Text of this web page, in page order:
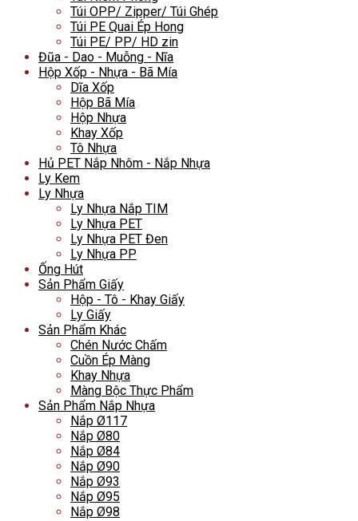
Túi OPP/ Zipper/ Túi Ghép
Túi PE Quai Ép Hong
Túi PE/ PP/ HD zin
Đũa - Dao - Muỗng - Nĩa
Hộp Xốp - Nhựa - Bã Mía
Dĩa Xốp
Hộp Bã Mía
Hộp Nhựa
Khay Xốp
Tô Nhựa
Hủ PET Nắp Nhôm - Nắp Nhựa
Ly Kem
Ly Nhựa
Ly Nhựa Nắp TIM
Ly Nhựa PET
Ly Nhựa PET Đen
Ly Nhựa PP
Ống Hút
Sản Phẩm Giấy
Hộp - Tô - Khay Giấy
Ly Giấy
Sản Phẩm Khác
Chén Nước Chấm
Cuồn Ép Màng
Khay Nhựa
Màng Bộc Thực Phẩm
Sản Phẩm Nắp Nhựa
Nắp Ø117
Nắp Ø80
Nắp Ø84
Nắp Ø90
Nắp Ø93
Nắp Ø95
Nắp Ø98